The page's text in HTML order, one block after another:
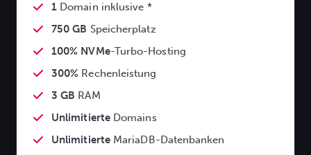
1 Domain inklusive *
750 GB Speicherplatz
100% NVMe-Turbo-Hosting
300% Rechenleistung
3 GB RAM
Unlimitierte Domains
Unlimitierte MariaDB-Datenbanken